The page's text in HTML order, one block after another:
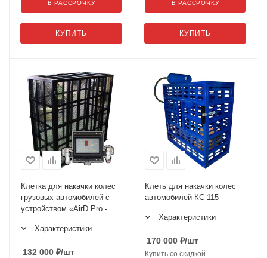
КУПИТЬ
В РАССРОЧКУ
КУПИТЬ
В РАССРОЧКУ
Клетка для накачки колес
грузовых автомобилей с
устройством «AirD Pro -
Характеристики
132 000 ₽/шт
Клеть для накачки колес
автомобилей КС-115
Характеристики
170 000 ₽/шт
Купить со скидкой